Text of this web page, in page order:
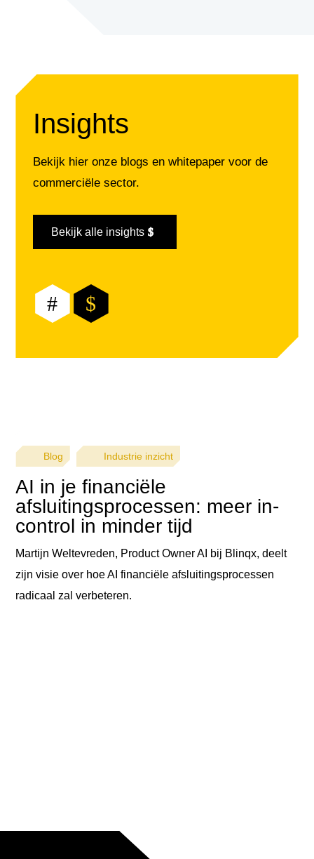
Insights
Bekijk hier onze blogs en whitepaper voor de
commerciële sector.
Bekijk alle insights
# $
Blog Industrie inzicht
AI in je financiële
afsluitingsprocessen: meer in-
control in minder tijd
Martijn Weltevreden, Product Owner AI bij Blinqx, deelt
zijn visie over hoe AI financiële afsluitingsprocessen
radicaal zal verbeteren.